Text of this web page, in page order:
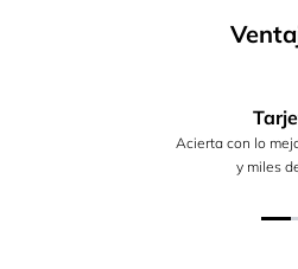
Acierta con lo
y miles